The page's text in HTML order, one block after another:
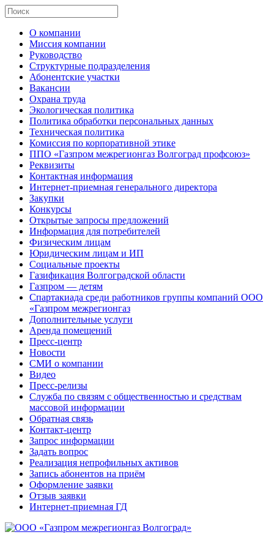
О компании
Миссия компании
Руководство
Структурные подразделения
Абонентские участки
Вакансии
Охрана труда
Экологическая политика
Политика обработки персональных данных
Техническая политика
Комиссия по корпоративной этике
ППО «Газпром межрегионгаз Волгоград профсоюз»
Реквизиты
Контактная информация
Интернет-приемная генерального директора
Закупки
Конкурсы
Открытые запросы предложений
Информация для потребителей
Физическим лицам
Юридическим лицам и ИП
Социальные проекты
Газификация Волгоградской области
Газпром — детям
Спартакиада среди работников группы компаний ООО
«Газпром межрегионгаз
Дополнительные услуги
Аренда помещений
Пресс-центр
Новости
СМИ о компании
Видео
Пресс-релизы
Служба по связям с общественностью и средствам
массовой информации
Обратная связь
Контакт-центр
Запрос информации
Задать вопрос
Реализация непрофильных активов
Запись абонентов на приём
Оформление заявки
Отзыв заявки
Интернет-приемная ГД